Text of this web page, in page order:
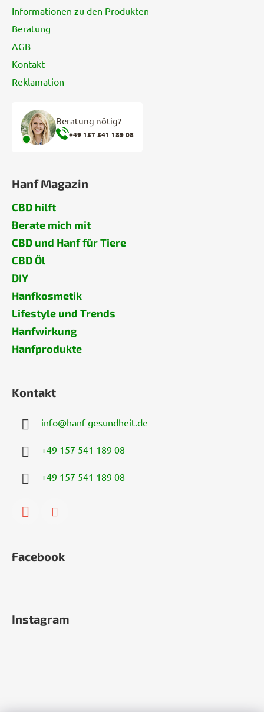
Informationen zu den Produkten
Beratung
AGB
Kontakt
Reklamation
Beratung nötig?
+49 157 541 189 08
Hanf Magazin
CBD hilft
Berate mich mit
CBD und Hanf für Tiere
CBD Öl
DIY
Hanfkosmetik
Lifestyle und Trends
Hanfwirkung
Hanfprodukte
Kontakt
info@hanf-gesundheit.de
+49 157 541 189 08
+49 157 541 189 08
Facebook
Instagram